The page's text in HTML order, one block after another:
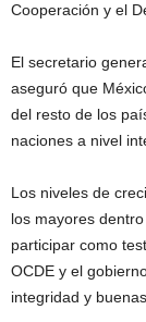
Cooperación y el
El secretario
aseguró que
del resto de los
naciones a nivel
Los niveles de
los mayores
participar como
OCDE y el
integridad y